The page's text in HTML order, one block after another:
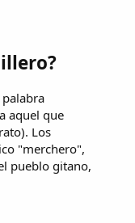
aquel que
Los
"merchero",
pueblo gitano,